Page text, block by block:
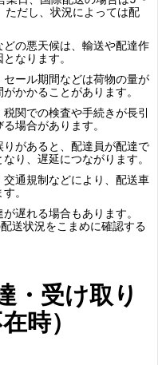
ただし、状況によっては配
の悪天候は、輸送や配達作
なります。
ール期間などは荷物の量が
かかることがあります。
関での検査や手続きが長引
場合があります。
があると、配達員が配達で
り、遅延につながります。
通規制などにより、配送車
。
遅れる場合もあります。
送状況をこまめに確認する
・受け取り
時）